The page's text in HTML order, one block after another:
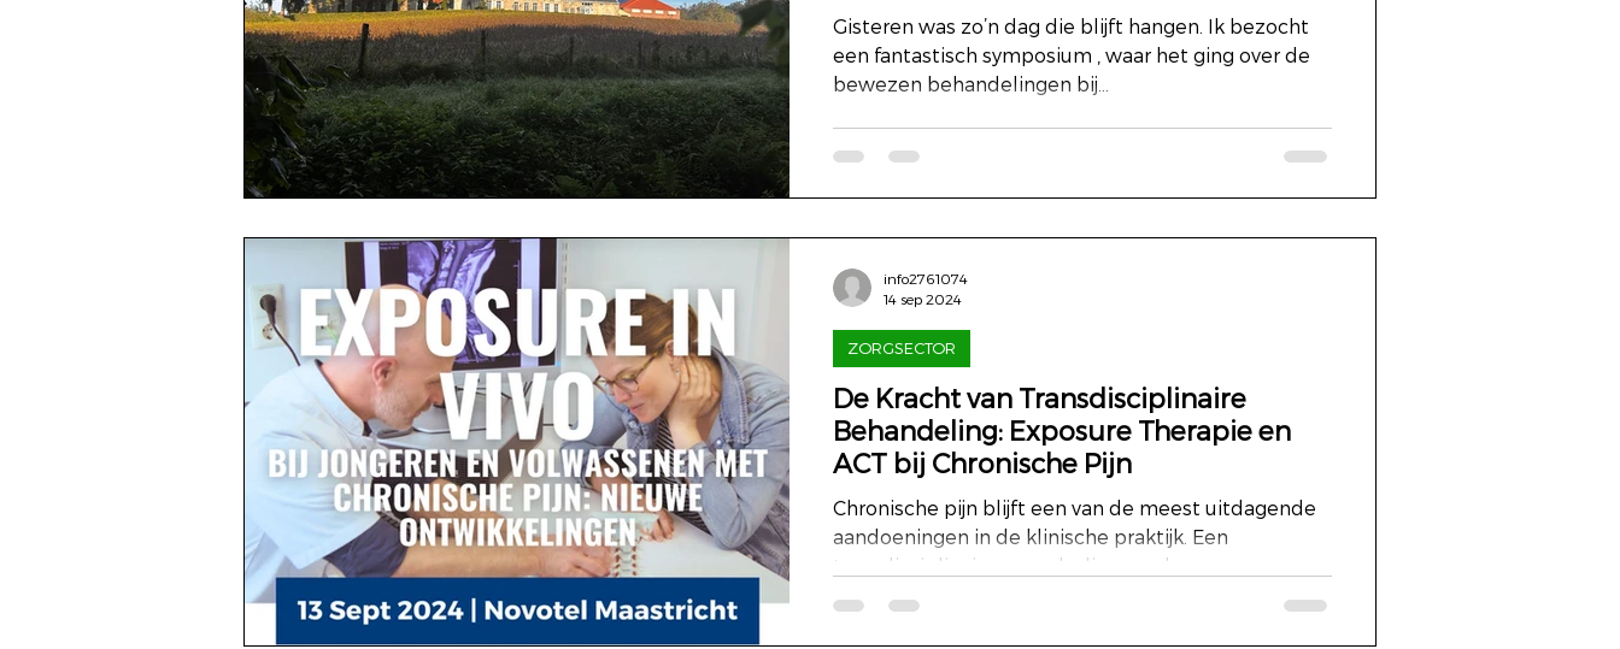
Gisteren was zo’n dag die blijft hangen. Ik bezocht
een fantastisch symposium , waar het ging over de
bewezen behandelingen bij...
De Kracht van Transdisciplinaire
Behandeling: Exposure Therapie en
ACT bij Chronische Pijn
Chronische pijn blijft een van de meest uitdagende
aandoeningen in de klinische praktijk. Een
transdisciplinaire aanpak, die zowel...
ZORGSECTOR
info2761074
14 sep 2024